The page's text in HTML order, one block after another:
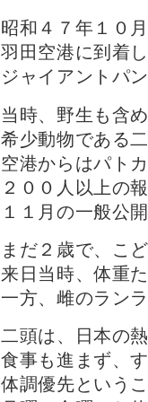
昭和４７年１０
羽田空港に到着
ジャイアントパ
当時、野生も含
希少動物である
空港からはパト
２００人以上の
１１月の一般公
まだ２歳で、こ
来日当時、体重
一方、雌のラン
二頭は、日本の
食事も進まず、
体調優先という